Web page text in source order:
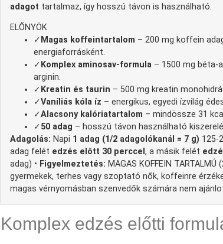
adagot tartalmaz, így hosszú távon is használható.
ELŐNYÖK
✓ Magas koffeintartalom – 200 mg koffein
energiaforrásként.
✓ Komplex aminosav-formula – 1500 mg béta-
arginin.
✓ Kreatin és taurin – 500 mg kreatin
✓Vaníliás kóla íz – energikus, egyedi ízvilág
✓Alacsony kalóriatartalom – mindössze 31
✓50 adag – hosszú távon használható
Adagolás: Napi 1 adag (1/2 adagolókanál = 7 g) 125-
adag felét edzés előtt 30 perccel , a másik felét
adag) • Figyelmeztetés: MAGAS KOFFEIN
gyermekek, terhes vagy szoptató nők, koffeinre
magas vérnyomásban szenvedők számára nem
Komplex edzés előtti